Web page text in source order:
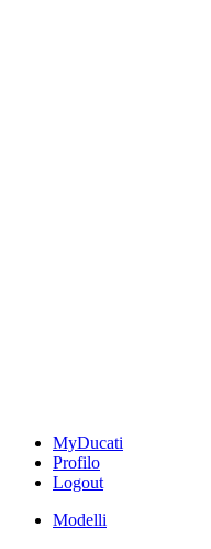
MyDucati
Profilo
Logout
Modelli